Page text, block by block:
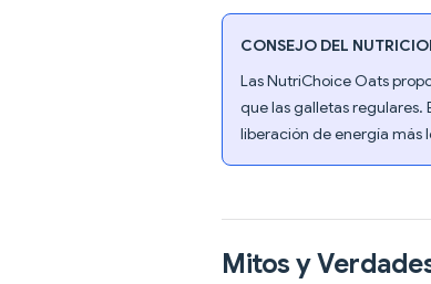
CONSEJO DEL
Las NutriChoice Oats
que las galletas regulares.
liberación de energía más
Mitos y